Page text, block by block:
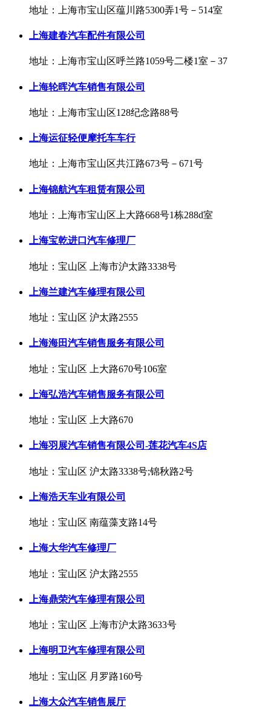
地址：上海市宝山区蕴川路5300弄1号－514室
上海建春汽车配件有限公司
地址：上海市宝山区呼兰路1059号二楼1室－37
上海轮晖汽车销售有限公司
地址：上海市宝山区128纪念路88号
上海运征轻便摩托车车行
地址：上海市宝山区共江路673号－671号
上海锦航汽车租赁有限公司
地址：上海市宝山区上大路668号1栋288d室
上海宝乾进口汽车修理厂
地址：宝山区 上海市沪太路3338号
上海兰建汽车修理有限公司
地址：宝山区 沪太路2555
上海海田汽车销售服务有限公司
地址：宝山区 上大路670号106室
上海弘浩汽车销售服务有限公司
地址：宝山区 上大路670
上海羽展汽车销售有限公司-莲花汽车4S店
地址：宝山区 沪太路3338号;锦秋路2号
上海浩天车业有限公司
地址：宝山区 南蕴藻支路14号
上海大华汽车修理厂
地址：宝山区 沪太路2555
上海鼎荣汽车修理有限公司
地址：宝山区 上海市沪太路3633号
上海明卫汽车修理有限公司
地址：宝山区 月罗路160号
上海大众汽车销售展厅